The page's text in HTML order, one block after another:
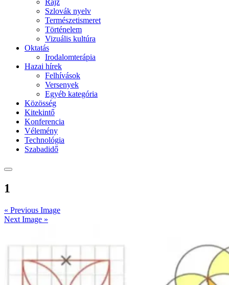
Rajz
Szlovák nyelv
Természetismeret
Történelem
Vizuális kultúra
Oktatás
Irodalomterápia
Hazai hírek
Felhívások
Versenyek
Egyéb kategória
Közösség
Kitekintő
Konferencia
Vélemény
Technológia
Szabadidő
1
« Previous Image
Next Image »